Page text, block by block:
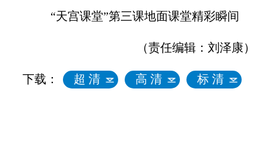
“天宫课堂”第三课地面课堂精彩瞬间
（责任编辑：刘泽康）
下载： 超 清 高 清 标 清